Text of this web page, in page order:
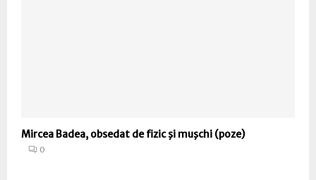
Mircea Badea, obsedat de fizic şi muşchi (poze)
0